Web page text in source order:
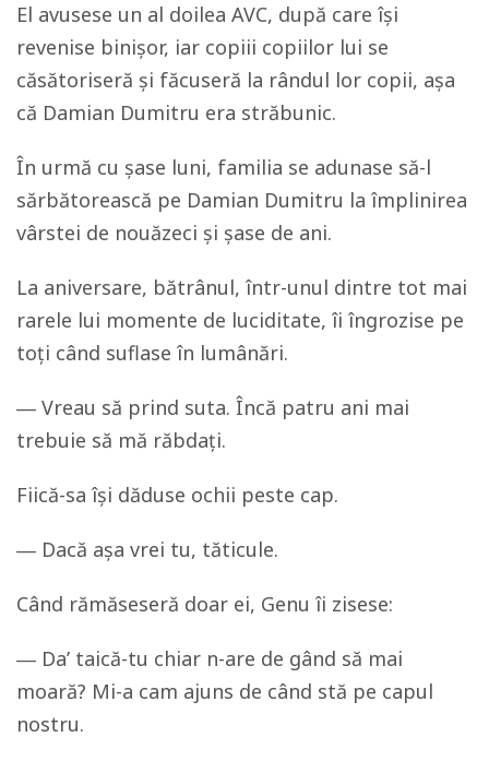
El avusese un al doilea AVC, după care își
revenise binișor, iar copiii copiilor lui se
căsătoriseră și făcuseră la rândul lor copii, așa
că Damian Dumitru era străbunic.
În urmă cu șase luni, familia se adunase să-l
sărbătorească pe Damian Dumitru la împlinirea
vârstei de nouăzeci și șase de ani.
La aniversare, bătrânul, într-unul dintre tot mai
rarele lui momente de luciditate, îi îngrozise pe
toți când suflase în lumânări.
― Vreau să prind suta. Încă patru ani mai
trebuie să mă răbdați.
Fiică-sa își dăduse ochii peste cap.
― Dacă așa vrei tu, tăticule.
Când rămăseseră doar ei, Genu îi zisese:
― Da’ taică-tu chiar n-are de gând să mai
moară? Mi-a cam ajuns de când stă pe capul
nostru.